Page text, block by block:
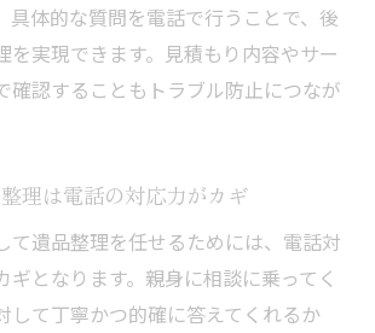
具体的な質問を電話で行うことで、後
を実現できます。見積もり内容やサー
確認することもトラブル防止につなが
理は電話の対応力がカギ
て遺品整理を任せるためには、電話対
ギとなります。親身に相談に乗ってく
して丁寧かつ的確に答えてくれるか